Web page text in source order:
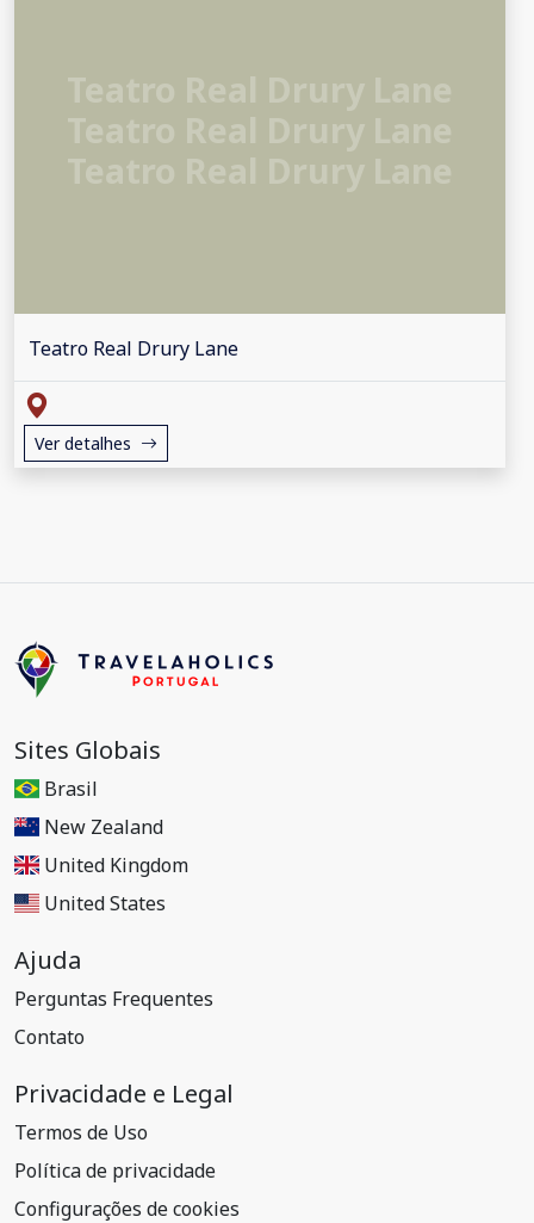
Teatro Real Drury Lane
Ver detalhes
Sites Globais
Brasil
New Zealand
United Kingdom
United States
Ajuda
Perguntas Frequentes
Contato
Privacidade e Legal
Termos de Uso
Política de privacidade
Configurações de cookies